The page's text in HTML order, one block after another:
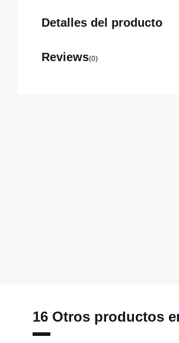
Detalles del producto
Reviews(0)
16 Otros productos